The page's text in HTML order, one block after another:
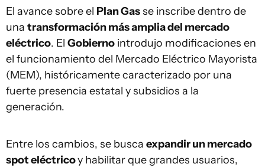
El avance sobre el Plan Gasse inscribe dentro de
una transformación más amplia del mercado
eléctrico. El Gobierno introdujo modificaciones en
el funcionamiento del Mercado Eléctrico Mayorista
(MEM), históricamente caracterizado por una
fuerte presencia estatal y subsidios a la
generación.
Entre los cambios, se busca expandir un mercado
spot eléctricoy habilitar que grandes usuarios,